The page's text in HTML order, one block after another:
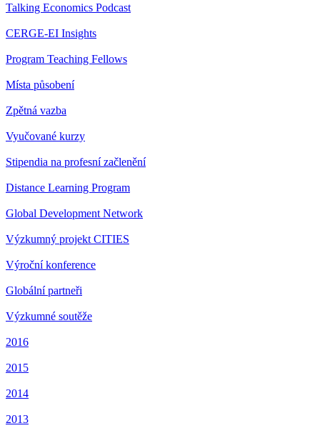
Talking Economics Podcast
CERGE-EI Insights
Program Teaching Fellows
Místa působení
Zpětná vazba
Vyučované kurzy
Stipendia na profesní začlenění
Distance Learning Program
Global Development Network
Výzkumný projekt CITIES
Výroční konference
Globální partneři
Výzkumné soutěže
2016
2015
2014
2013